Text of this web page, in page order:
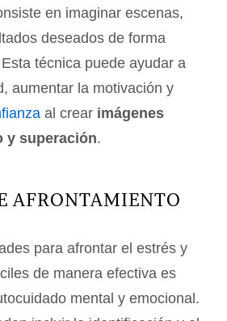
en imaginar escenas,
deseados de forma
técnica puede ayudar a
aumentar la motivación y
al crear imágenes
y superación.
AFRONTAMIENTO
para afrontar el estrés y
de manera efectiva es
mental y emocional.